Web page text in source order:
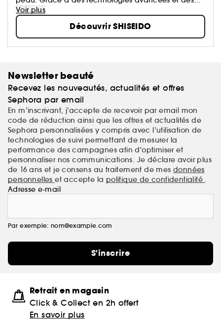
ingrédients de haute qualité, la marque propose
des formulations qui allient science et sensorialité.
Shiseido transforme chaque application en un
véritable moment de bien-être.
Voir plus
Découvrir SHISEIDO
Newsletter beauté
Recevez les nouveautés, actualités et offres
Sephora par email
En m’inscrivant, j’accepte de recevoir par email mon
code de réduction ainsi que les offres et actualités de
Sephora personnalisées y compris avec l’utilisation de
technologies de suivi permettant de mesurer la
performance des campagnes afin d'optimiser et
personnaliser nos communications. Je déclare avoir plus
de 16 ans et je consens au traitement de mes données
personnelleset accepte la politique de confidentialité .
Adresse e-mail
Par exemple: nom@example.com
S'inscrire
Retrait en magasin
Click & Collect en 2h offert
En savoir plus